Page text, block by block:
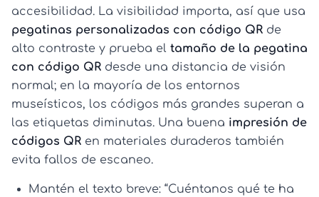
accesibilidad. La visibilidad importa, así que usa
pegatinas personalizadas con código QR de
alto contraste y prueba el tamaño de la pegatina
con código QR desde una distancia de visión
normal; en la mayoría de los entornos
museísticos, los códigos más grandes superan a
las etiquetas diminutas. Una buena impresión de
códigos QR en materiales duraderos también
evita fallos de escaneo.
Mantén el texto breve: “Cuéntanos qué te ha